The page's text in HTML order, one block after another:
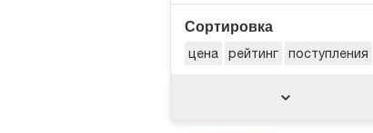
Сортировка
цена рейтинг поступления